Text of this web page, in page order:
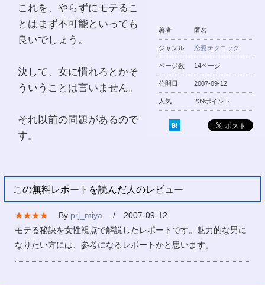
著者 匿名
ジャンル 恋愛テクニック
ページ数 14ページ
公開日 2007-09-12
人気 239ポイント
これを、やらずにモテるこ
とはまず不可能といっても
良いでしょう。
決して、女に慣れろとかそ
ういうことは言いません。
それ以前の問題があるので
す。
この無料レポートを読んだ人のレビュー
★★★★ By prj_miya
/ 2007-09-12
モテる秘訣を女性視点で解説したレポートです。魅力的な男に
なりたい方には、参考になるレポートかと思います。